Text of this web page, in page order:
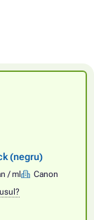
(negru)
/ ml
Canon